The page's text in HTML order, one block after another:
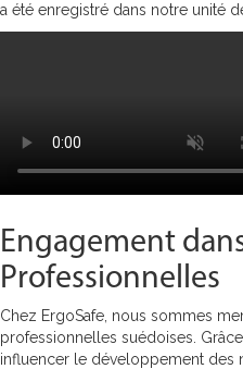
a été enregistré dans notre unité
Engagement
Professionnelles
Chez ErgoSafe, nous sommes
professionnelles suédoises.
influencer le développement des